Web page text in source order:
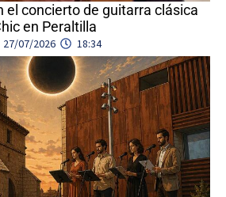
el concierto de guitarra clásica
en Peraltilla
27/07/2026 18:34